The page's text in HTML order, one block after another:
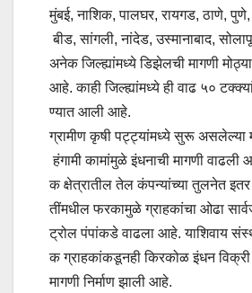
मुंबई, नाशिक, पालघर, रायगड, ठाणे,
बीड, सांगली, नांदेड, उस्मानाबाद,
अनेक जिल्ह्यांमध्ये डिझेलची मागणी
आहे. काही जिल्ह्यांमध्ये ही वाढ ५०
ण्यात आली आहे.
ग्रामीण कृषी पट्ट्यांमध्ये सुरू असलेल्या
हंगामी कामांमुळे इंधनाची मागणी
क क्षेत्रातील तेल कंपन्यांच्या तुलनेत इतर
तींमधील फरकामुळे ग्राहकांचा ओढा
ट्रोल पंपांकडे वाढला आहे. याशिवाय
क ग्राहकांकडूनही किरकोळ इंधन विक्री
मागणी निर्माण झाली आहे.